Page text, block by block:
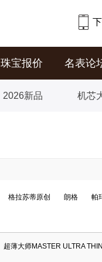
珠宝报价 名表论
2026新品 机芯
格拉苏蒂原创 朗格 帕
超薄大师MASTER ULTRA THIN